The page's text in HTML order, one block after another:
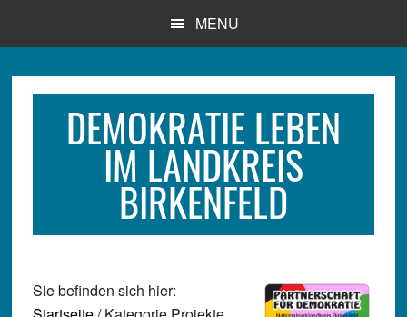
MENU
DEMOKRATIE LEBEN
IM LANDKREIS
BIRKENFELD
Sie befinden sich hier: